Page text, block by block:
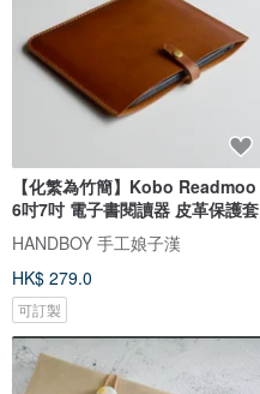
【化繁為竹簡】Kobo Readmoo
6吋7吋 電子書閱讀器 皮革保護套
HANDBOY 手工娘子漢
HK$ 279.0
可訂製